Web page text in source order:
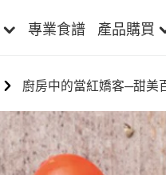
專業食譜 產品購買
廚房中的當紅嬌客─甜美